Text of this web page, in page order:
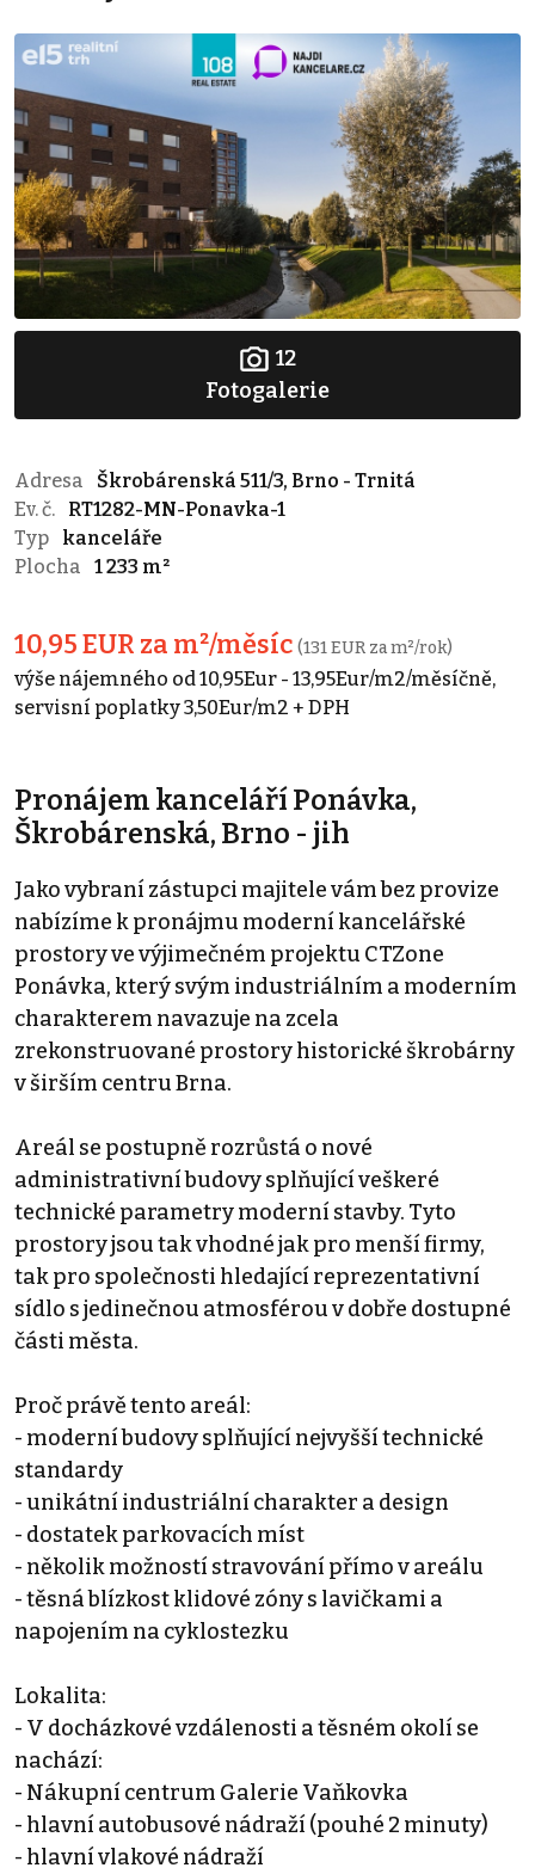
12
Fotogalerie
Adresa
Škrobárenská 511/3, Brno - Trnitá
Ev. č.
RT1282-MN-Ponavka-1
Typ
kanceláře
Plocha
1 233 m²
10,95 EUR za m²/měsíc (131 EUR za m²/rok)
výše nájemného od 10,95Eur - 13,95Eur/m2/měsíčně,
servisní poplatky 3,50Eur/m2 + DPH
Pronájem kanceláří Ponávka,
Škrobárenská, Brno - jih
Jako vybraní zástupci majitele vám bez provize
nabízíme k pronájmu moderní kancelářské
prostory ve výjimečném projektu CTZone
Ponávka, který svým industriálním a moderním
charakterem navazuje na zcela
zrekonstruované prostory historické škrobárny
v širším centru Brna.
Areál se postupně rozrůstá o nové
administrativní budovy splňující veškeré
technické parametry moderní stavby. Tyto
prostory jsou tak vhodné jak pro menší firmy,
tak pro společnosti hledající reprezentativní
sídlo s jedinečnou atmosférou v dobře dostupné
části města.
Proč právě tento areál:
- moderní budovy splňující nejvyšší technické
standardy
- unikátní industriální charakter a design
- dostatek parkovacích míst
- několik možností stravování přímo v areálu
- těsná blízkost klidové zóny s lavičkami a
napojením na cyklostezku
Lokalita:
- V docházkové vzdálenosti a těsném okolí se
nachází:
- Nákupní centrum Galerie Vaňkovka
- hlavní autobusové nádraží (pouhé 2 minuty)
- hlavní vlakové nádraží